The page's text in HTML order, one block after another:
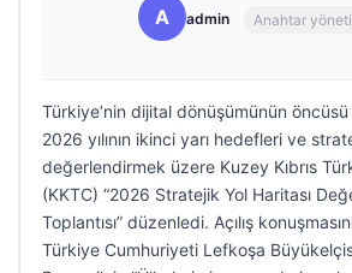
A admin Anahtar
Türkiye’nin dijital dönüşümünün
2026 yılının ikinci yarı hedefleri ve
değerlendirmek üzere Kuzey Kıbrıs
(KKTC) “2026 Stratejik Yol Haritası
Toplantısı” düzenledi. Açılış
Türkiye Cumhuriyeti Lefkoşa